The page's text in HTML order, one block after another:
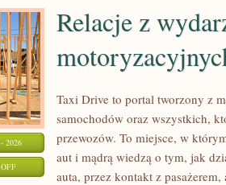
2026
ON
Relacje z
Taxi Drive to portal tworzony z
samochodów oraz wszystkich,
przewozów. To miejsce, w
aut i mądrą wiedzą o tym, jak
auta, przez kontakt z